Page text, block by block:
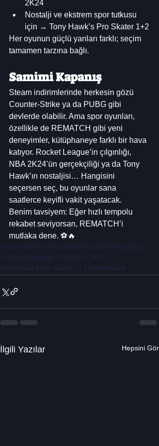
2K24
Nostalji ve ekstrem spor tutkusu
için → Tony Hawk’s Pro Skater 1+2
Her oyunun güçlü yanları farklı; seçim
tamamen tarzına bağlı.
Samimi Kapanış
Steam indirimlerinde herkesin gözü
Counter-Strike ya da PUBG gibi
devlerde olabilir. Ama spor oyunları,
özellikle de REMATCH gibi yeni
deneyimler, kütüphaneye farklı bir hava
katıyor. Rocket League’in çılgınlığı,
NBA 2K24’ün gerçekçiliği ya da Tony
Hawk’ın nostaljisi… Hangisini
seçersen seç, bu oyunlar sana
saatlerce keyifli vakit yaşatacak.
Benim tavsiyem: Eğer hızlı tempolu
rekabet seviyorsan, REMATCH’i
mutlaka dene. ⚽🔥
oyun haberleri steam REMATCH Rocket League
Football Manager 2024 NBA 2K24
Tony Hawk’s Pro Skater 1+2 Remastered
İlgili Yazılar Hepsini Gör